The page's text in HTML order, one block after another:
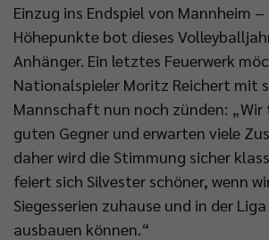
Einzug ins Endspiel von Mannheim –
Höhepunkte bot dieses
Anhänger. Ein letztes Feuerwerk
Nationalspieler Moritz Reichert mit
Mannschaft nun noch zünden:
guten Gegner und erwarten viele
daher wird die Stimmung sicher
feiert sich Silvester schöner, wenn
Siegesserien zuhause und in der
ausbauen können.“